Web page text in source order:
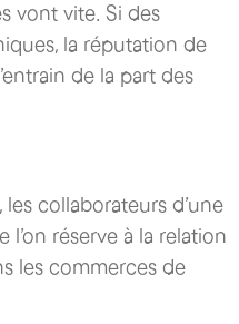
vont vite. Si des
la réputation de
de la part des
collaborateurs d’une
réserve à la relation
les commerces de